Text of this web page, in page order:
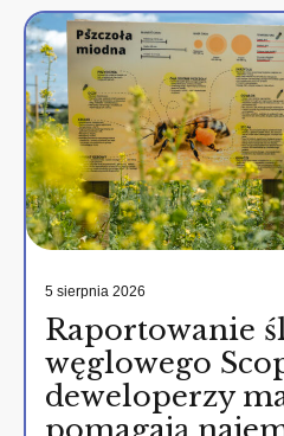
5 sierpnia 2026
Raportowanie
węglowego
deweloperzy